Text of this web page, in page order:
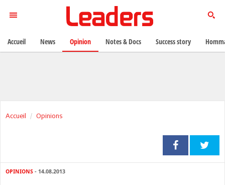
Accueil Opinions
OPINIONS - 14.08.2013
Accueil News Opinion Notes & Docs Success story